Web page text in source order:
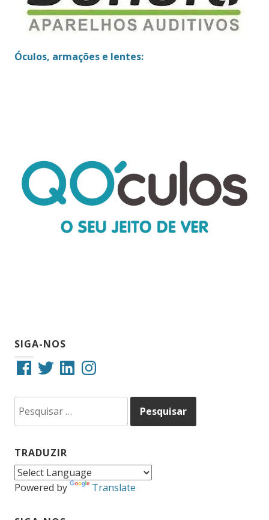
Óculos, armações e lentes:
SIGA-NOS
FacebookTwitterLinkedInInstagram
por:
TRADUZIR
Powered by Translate